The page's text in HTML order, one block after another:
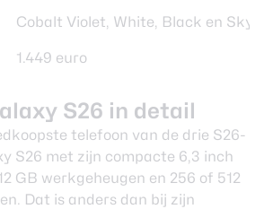
Cobalt Violet, White, Black en Sky
1.449 euro
S26 in detail
telefoon van de drie S26-
S26 met zijn compacte 6,3 inch
GB werkgeheugen en 256 of 512
Dat is anders dan bij zijn